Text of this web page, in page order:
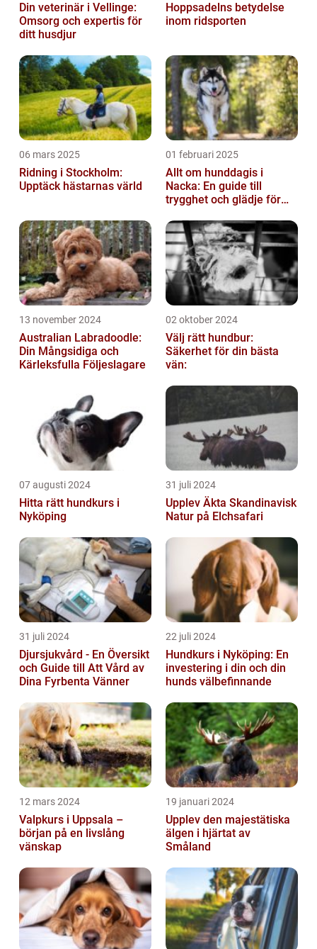
Din veterinär i Vellinge:
Omsorg och expertis för
ditt husdjur
Hoppsadelns betydelse
inom ridsporten
06 mars 2025
Ridning i Stockholm:
Upptäck hästarnas värld
01 februari 2025
Allt om hunddagis i
Nacka: En guide till
trygghet och glädje för
13 november 2024
Australian Labradoodle:
Din Mångsidiga och
Kärleksfulla Följeslagare
02 oktober 2024
Välj rätt hundbur:
Säkerhet för din bästa
vän:
07 augusti 2024
Hitta rätt hundkurs i
Nyköping
31 juli 2024
Upplev Äkta Skandinavisk
Natur på Elchsafari
31 juli 2024
Djursjukvård - En Översikt
och Guide till Att Vård av
Dina Fyrbenta Vänner
22 juli 2024
Hundkurs i Nyköping: En
investering i din och din
hunds välbefinnande
12 mars 2024
Valpkurs i Uppsala –
början på en livslång
vänskap
19 januari 2024
Upplev den majestätiska
älgen i hjärtat av
Småland